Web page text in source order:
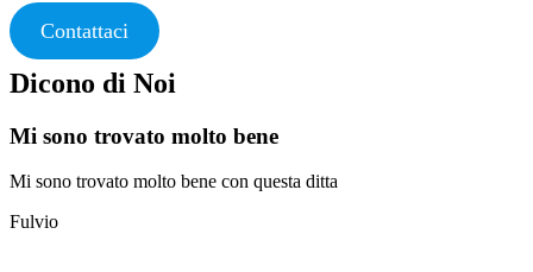
Contattaci
Dicono di Noi
Mi sono trovato molto bene
Mi sono trovato molto bene con questa ditta
Fulvio